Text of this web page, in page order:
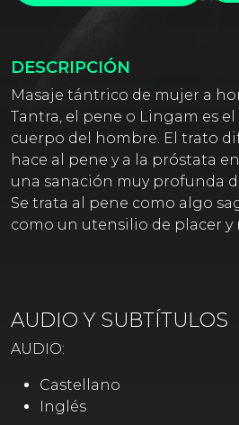
DESCRIPCIÓN
Masaje tántrico de mujer a
Tantra, el pene o Lingam es
cuerpo del hombre. El trato
hace al pene y a la próstata
una sanación muy profunda
Se trata al pene como algo
como un utensilio de placer y
AUDIO Y SUBTÍTULOS
AUDIO:
Castellano
Inglés